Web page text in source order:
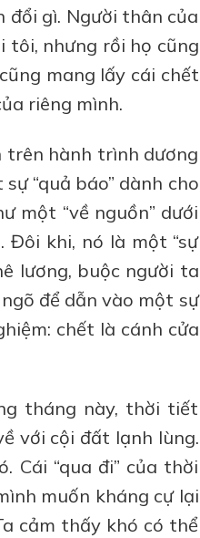
đổi gì. Người thân của
tôi, nhưng rồi họ cũng
mang lấy cái chết
riêng mình.
trên hành trình dương
“quả báo” dành cho
một “về nguồn” dưới
Đôi khi, nó là một “sự
lương, buộc người ta
để dẫn vào một sự
chết là cánh cửa
tháng này, thời tiết
với cội đất lạnh lùng.
Cái “qua đi” của thời
muốn kháng cự lại
cảm thấy khó có thể